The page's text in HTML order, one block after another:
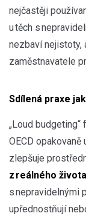
nejčastěji
u těch s
nezbaví nejistoty,
zaměstnavatele
Sdílená praxe
„Loud budgeting“
OECD opakovaně
zlepšuje
z reálného života
s nepravidelnými
upřednostňují